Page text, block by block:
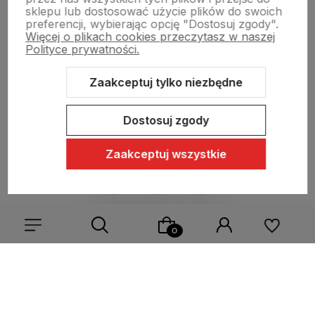
Moje konto
Swiat Edibutik
Sklep internetowy Shoper Premium
Szablon Shoper Modern 3.0™
od GrowCommerce
sklepu lub dostosować użycie plików do swoich
preferencji, wybierając opcję "Dostosuj zgody".
Więcej o plikach cookies przeczytasz w naszej
Polityce prywatności.
Zaakceptuj tylko niezbędne
Dostosuj zgody
Zaakceptuj wszystkie